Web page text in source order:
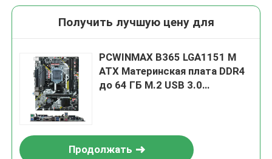
Получить лучшую цену для
PCWINMAX B365 LGA1151 M
ATX Материнская плата DDR4
до 64 ГБ M.2 USB 3.0
Продолжать